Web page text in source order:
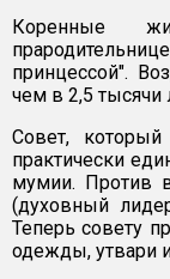
Коренные
принцессой".
чем в 2,5 тысячи
Совет,
практически
мумии. Против
(духовный
Теперь совету
одежды, утвари и